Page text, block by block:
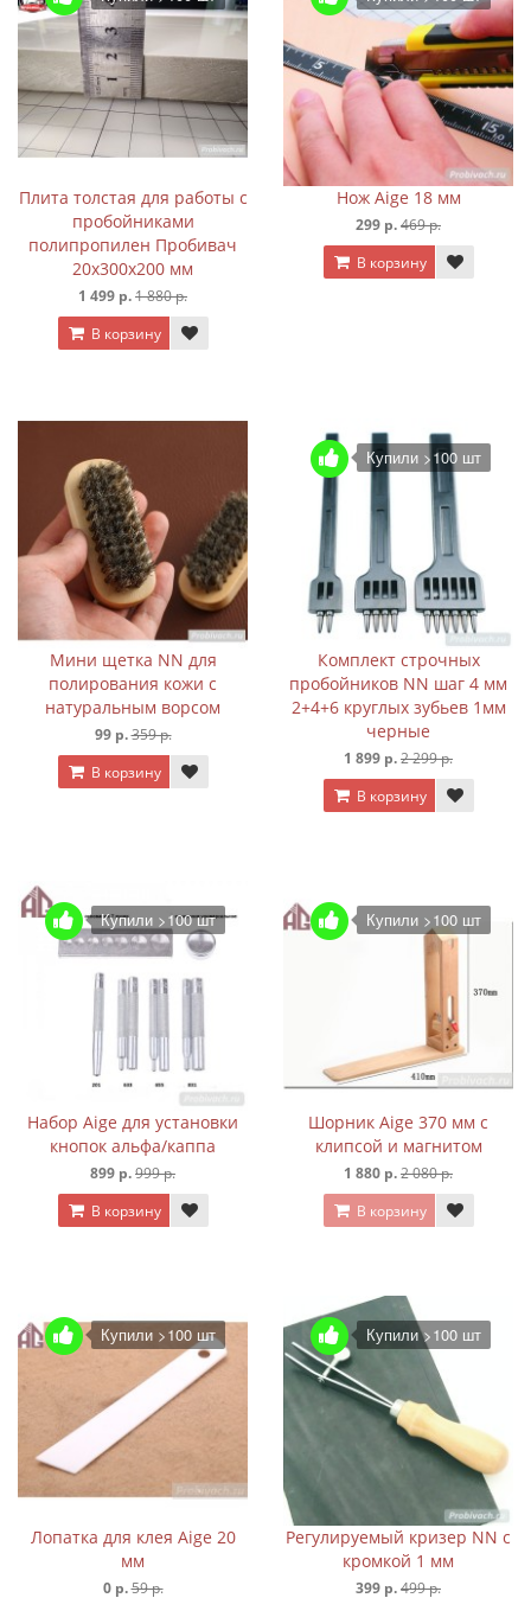
Плита толстая для работы с
пробойниками
полипропилен Пробивач
20х300х200 мм
1 499 р.1 880 р.
В корзину
Нож Aige 18 мм
299 р.469 р.
В корзину
Мини щетка NN для
полирования кожи с
натуральным ворсом
99 р.359 р.
В корзину
Купили >100 шт
Комплект строчных
пробойников NN шаг 4 мм
2+4+6 круглых зубьев 1мм
черные
1 899 р.2 299 р.
В корзину
Купили >100 шт
Набор Aige для установки
кнопок альфа/каппа
899 р.999 р.
В корзину
Купили >100 шт
Шорник Aige 370 мм с
клипсой и магнитом
1 880 р.2 080 р.
В корзину
Купили >100 шт
Лопатка для клея Aige 20
мм
0 р.59 р.
Купили >100 шт
Регулируемый кризер NN с
кромкой 1 мм
399 р.499 р.